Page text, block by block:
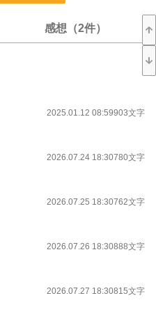
感想（2件）
2025.01.12 08:59903文字
2026.07.24 18:30780文字
2026.07.25 18:30762文字
2026.07.26 18:30888文字
2026.07.27 18:30815文字